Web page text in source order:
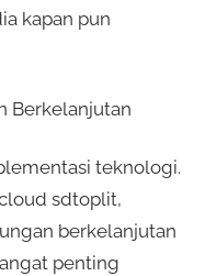
kapan pun
Berkelanjutan
teknologi.
sdtoplit,
berkelanjutan
penting